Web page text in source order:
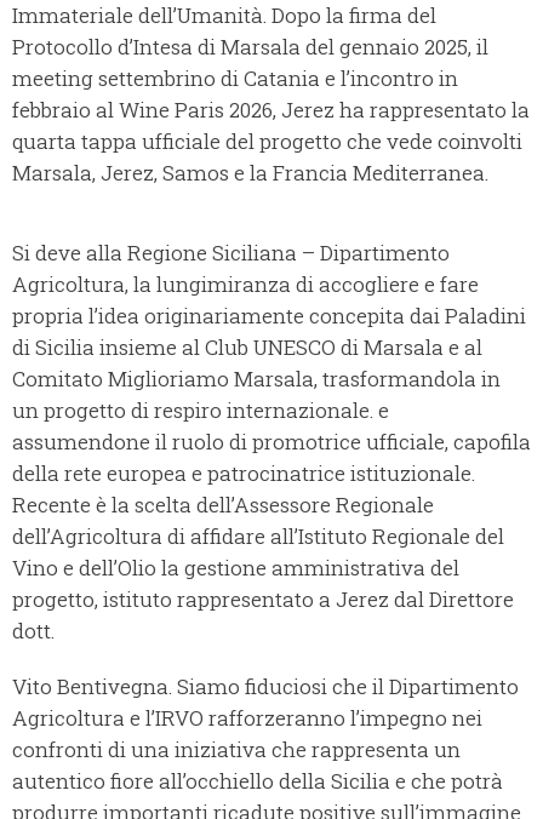
Immateriale dell’Umanità. Dopo la firma del
Protocollo d’Intesa di Marsala del gennaio 2025, il
meeting settembrino di Catania e l’incontro in
febbraio al Wine Paris 2026, Jerez ha rappresentato la
quarta tappa ufficiale del progetto che vede coinvolti
Marsala, Jerez, Samos e la Francia Mediterranea.
Si deve alla Regione Siciliana – Dipartimento
Agricoltura, la lungimiranza di accogliere e fare
propria l’idea originariamente concepita dai Paladini
di Sicilia insieme al Club UNESCO di Marsala e al
Comitato Miglioriamo Marsala, trasformandola in
un progetto di respiro internazionale. e
assumendone il ruolo di promotrice ufficiale, capofila
della rete europea e patrocinatrice istituzionale.
Recente è la scelta dell’Assessore Regionale
dell’Agricoltura di affidare all’Istituto Regionale del
Vino e dell’Olio la gestione amministrativa del
progetto, istituto rappresentato a Jerez dal Direttore
dott.
Vito Bentivegna. Siamo fiduciosi che il Dipartimento
Agricoltura e l’IRVO rafforzeranno l’impegno nei
confronti di una iniziativa che rappresenta un
autentico fiore all’occhiello della Sicilia e che potrà
produrre importanti ricadute positive sull’immagine